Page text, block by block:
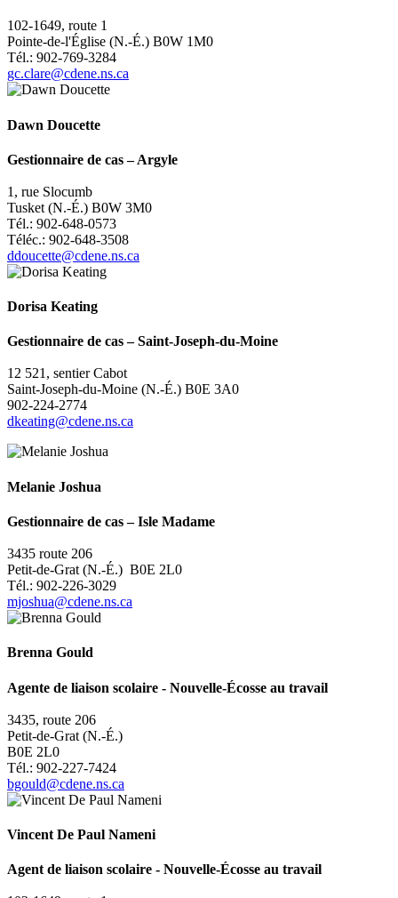
102-1649, route 1
Pointe-de-l'Église (N.-É.) B0W 1M0
Tél.: 902-769-3284
gc.clare@cdene.ns.ca
Dawn Doucette
Gestionnaire de cas–Argyle
1, rue Slocumb
Tusket (N.-É.) B0W 3M0
Tél.: 902-648-0573
Téléc.: 902-648-3508
ddoucette@cdene.ns.ca
Dorisa Keating
Gestionnaire de cas–Saint-Joseph-du-Moine
12 521, sentier Cabot
Saint-Joseph-du-Moine (N.-É.) B0E 3A0
902-224-2774
dkeating@cdene.ns.ca
Melanie Joshua
Gestionnaire de cas – Isle Madame
3435 route 206
Petit-de-Grat (N.-É.) B0E 2L0
Tél.: 902-226-3029
mjoshua@cdene.ns.ca
Brenna Gould
Agente de liaison scolaire - Nouvelle-Écosse au travail
3435, route 206
Petit-de-Grat (N.-É.)
B0E 2L0
Tél.: 902-227-7424
bgould@cdene.ns.ca
Vincent De Paul Nameni
Agent de liaison scolaire - Nouvelle-Écosse au travail